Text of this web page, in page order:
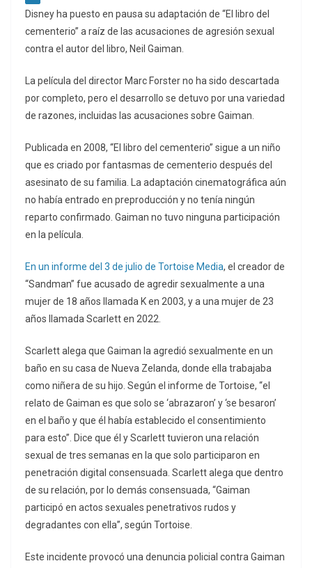
Disney ha puesto en pausa su adaptación de “El libro del
cementerio” a raíz de las acusaciones de agresión sexual
contra el autor del libro, Neil Gaiman.
La película del director Marc Forster no ha sido descartada
por completo, pero el desarrollo se detuvo por una variedad
de razones, incluidas las acusaciones sobre Gaiman.
Publicada en 2008, “El libro del cementerio” sigue a un niño
que es criado por fantasmas de cementerio después del
asesinato de su familia. La adaptación cinematográfica aún
no había entrado en preproducción y no tenía ningún
reparto confirmado. Gaiman no tuvo ninguna participación
en la película.
En un informe del 3 de julio de Tortoise Media, el creador de
“Sandman” fue acusado de agredir sexualmente a una
mujer de 18 años llamada K en 2003, y a una mujer de 23
años llamada Scarlett en 2022.
Scarlett alega que Gaiman la agredió sexualmente en un
baño en su casa de Nueva Zelanda, donde ella trabajaba
como niñera de su hijo. Según el informe de Tortoise, “el
relato de Gaiman es que solo se ‘abrazaron’ y ‘se besaron’
en el baño y que él había establecido el consentimiento
para esto”. Dice que él y Scarlett tuvieron una relación
sexual de tres semanas en la que solo participaron en
penetración digital consensuada. Scarlett alega que dentro
de su relación, por lo demás consensuada, “Gaiman
participó en actos sexuales penetrativos rudos y
degradantes con ella”, según Tortoise.
Este incidente provocó una denuncia policial contra Gaiman